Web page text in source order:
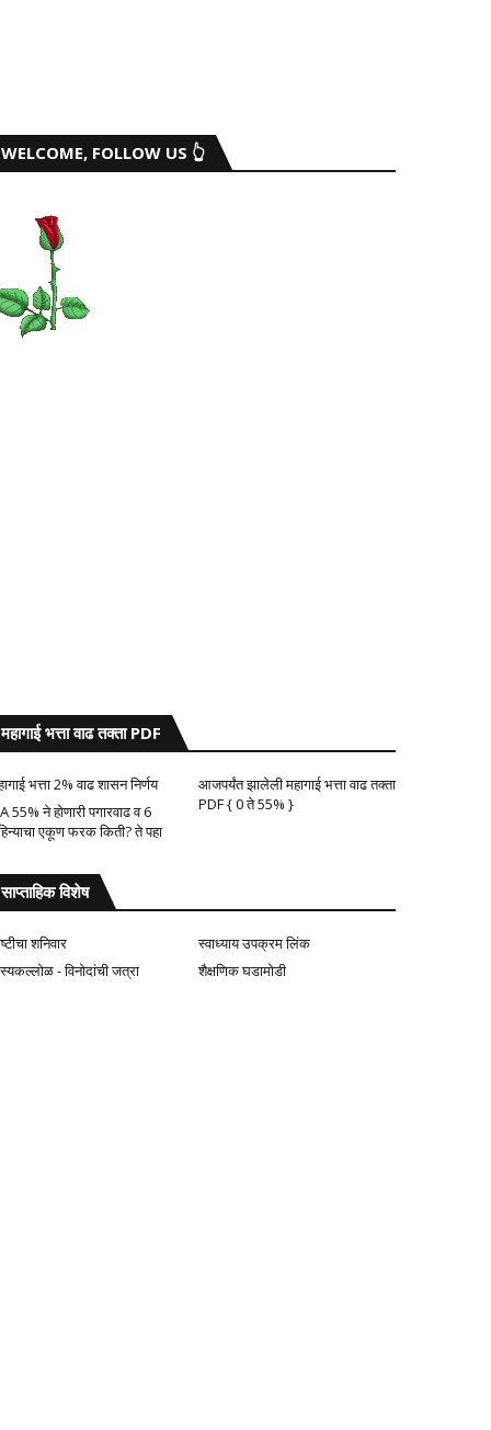
WELCOME, FOLLOW US 👆
महागाई भत्ता वाढ तक्ता PDF
भत्ता 2% वाढ शासन निर्णय
आजपर्यंत झालेली महागाई भत्ता वाढ तक्ता
PDF { 0 ते 55% }
55% ने होणारी पगारवाढ व 6
एकूण फरक किती? ते पहा
साप्ताहिक विशेष
शनिवार
स्वाध्याय उपक्रम लिंक
- विनोदांची जत्रा
शैक्षणिक घडामोडी